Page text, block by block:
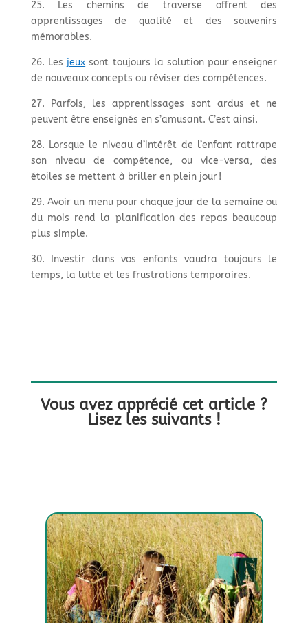
25. Les chemins de traverse offrent des
apprentissages de qualité et des souvenirs
mémorables.
26. Les jeux sont toujours la solution pour enseigner
de nouveaux concepts ou réviser des compétences.
27. Parfois, les apprentissages sont ardus et ne
peuvent être enseignés en s’amusant. C’est ainsi.
28. Lorsque le niveau d’intérêt de l’enfant rattrape
son niveau de compétence, ou vice-versa, des
étoiles se mettent à briller en plein jour !
29. Avoir un menu pour chaque jour de la semaine ou
du mois rend la planification des repas beaucoup
plus simple.
30. Investir dans vos enfants vaudra toujours le
temps, la lutte et les frustrations temporaires.
Vous avez apprécié cet article ?
Lisez les suivants !